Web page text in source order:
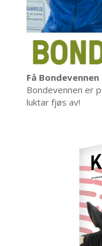
Få
Bondevennen er
luktar fjøs av!